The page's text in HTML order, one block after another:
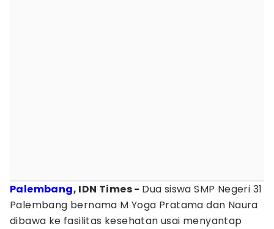
Palembang, IDN Times - Dua siswa SMP Negeri 31
Palembang bernama M Yoga Pratama dan Naura
dibawa ke fasilitas kesehatan usai menyantap